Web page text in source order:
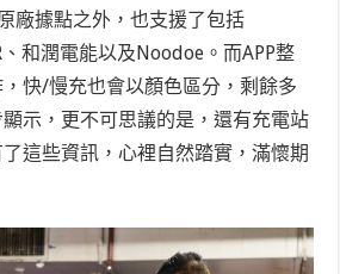
廠據點之外，也支援了包括
、和潤電能以及Noodoe。而APP整
快/慢充也會以顏色區分，剩餘多
示，更不可思議的是，還有充電站
這些資訊，心裡自然踏實，滿懷期